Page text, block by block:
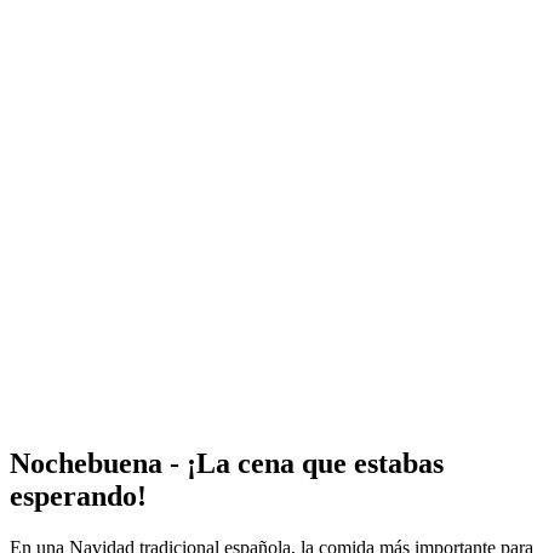
Nochebuena - ¡La cena que estabas
esperando!
En una Navidad tradicional española, la comida más importante para